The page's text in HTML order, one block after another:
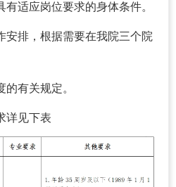
有适应岗位要求的身体条件。
安排，根据需要在我院三个院
的有关规定。
详见下表